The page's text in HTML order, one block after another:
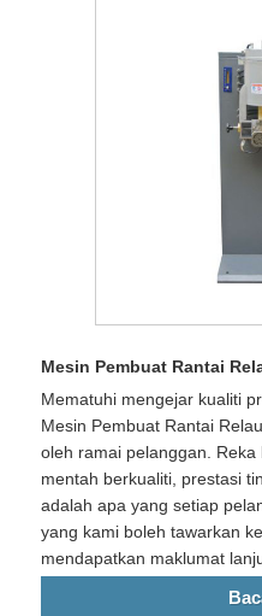
Mesin Pembuat Rantai
Mematuhi mengejar kualiti
Mesin Pembuat Rantai
oleh ramai pelanggan.
mentah berkualiti, prestasi
adalah apa yang setiap
yang kami boleh tawarkan
mendapatkan maklumat